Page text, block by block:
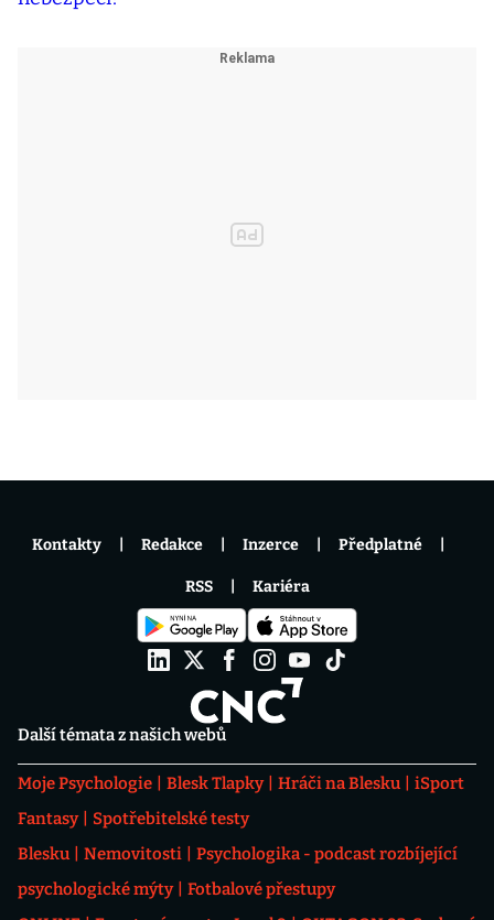
Další témata z našich webů
Moje Psychologie Blesk Tlapky Hráči na Blesku
iSport
Fantasy
Spotřebitelské testy
Blesku
Nemovitosti
Psychologika - podcast rozbíjející
psychologické mýty
Fotbalové přestupy
Kontakty Redakce Inzerce Předplatné
RSS Kariéra